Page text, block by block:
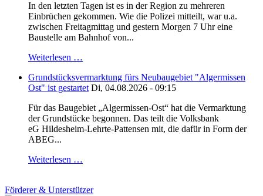
In den letzten Tagen ist es in der Region zu mehreren
Einbrüchen gekommen. Wie die Polizei mitteilt, war u.a.
zwischen Freitagmittag und gestern Morgen 7 Uhr eine
Baustelle am Bahnhof von...
Weiterlesen …
Grundstücksvermarktung fürs Neubaugebiet "Algermissen
Ost" ist gestartet Di, 04.08.2026 - 09:15
Für das Baugebiet „Algermissen-Ost“ hat die Vermarktung
der Grundstücke begonnen. Das teilt die Volksbank
eG Hildesheim-Lehrte-Pattensen mit, die dafür in Form der
ABEG...
Weiterlesen …
Förderer & Unterstützer